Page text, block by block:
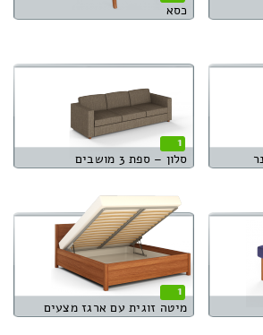
כסא
1
סלון – ספת 3 מושבים
1
מיטה זוגית עם ארגז מצעים